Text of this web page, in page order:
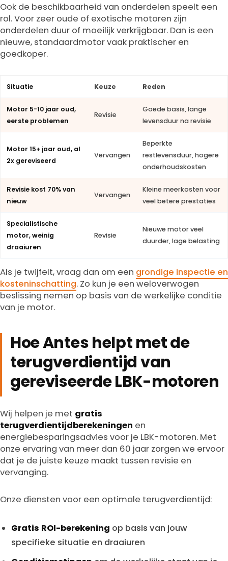
Ook de beschikbaarheid van onderdelen speelt een
rol. Voor zeer oude of exotische motoren zijn
onderdelen duur of moeilijk verkrijgbaar. Dan is een
nieuwe, standaardmotor vaak praktischer en
goedkoper.
Situatie Keuze Reden
Motor 5-10 jaar oud,
eerste problemen
Revisie
Goede basis, lange
levensduur na revisie
Motor 15+ jaar oud, al
2x gereviseerd
Vervangen
Beperkte
restlevensduur, hogere
onderhoudskosten
Revisie kost 70% van
nieuw
Vervangen
Kleine meerkosten voor
veel betere prestaties
Specialistische
motor, weinig
draaiuren
Revisie
Nieuwe motor veel
duurder, lage belasting
Als je twijfelt, vraag dan om een grondige inspectie en
kosteninschatting. Zo kun je een weloverwogen
beslissing nemen op basis van de werkelijke conditie
van je motor.
Hoe Antes helpt met de
terugverdientijd van
gereviseerde LBK-motoren
Wij helpen je met gratis
terugverdientijdberekeningen en
energiebesparingsadvies voor je LBK-motoren. Met
onze ervaring van meer dan 60 jaar zorgen we ervoor
dat je de juiste keuze maakt tussen revisie en
vervanging.
Onze diensten voor een optimale terugverdientijd:
Gratis ROI-berekening op basis van jouw
specifieke situatie en draaiuren